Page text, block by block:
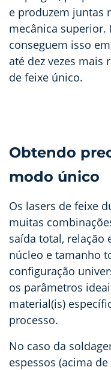
e produzem juntas
mecânica superior.
conseguem isso
até dez vezes mais
de feixe único.
Obtendo
modo único
Os lasers de feixe
muitas
saída total, relação
núcleo e tamanho
configuração
os parâmetros
material(is)
processo.
No caso da
espessos (acima